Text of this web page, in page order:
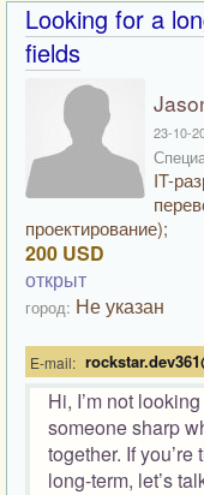
Looking for a
fields
23-10-
IT-
проектирование);
200 USD
открыт
город: Не указан
E-mail:
Hi, I’m not
someone sharp
together. If
long-term, let’s